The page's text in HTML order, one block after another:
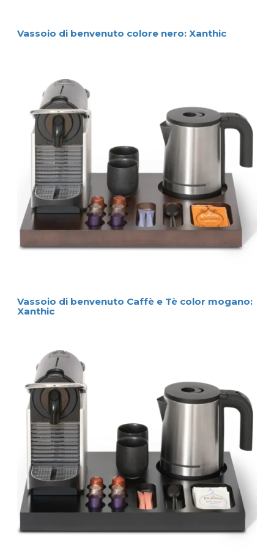
Vassoio di benvenuto colore nero: Xanthic
Vassoio di benvenuto Caffè e Tè color mogano:
Xanthic